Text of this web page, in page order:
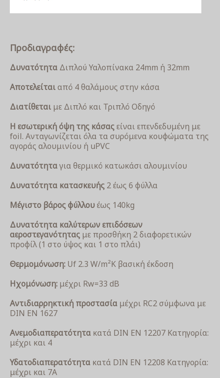
Προδιαγραφές:
Δυνατότητα Διπλού Υαλοπίνακα 24mm ή 32mm
Αποτελείταιαπό 4 θαλάμους στην κάσα
Διατίθεται με Διπλό και Τριπλό Οδηγό
Η εσωτερική όψη της κάσαςείναι επενδεδυμένη με
foil. Ανταγωνίζεται όλα τα συρόμενα κουφώματα της
αγοράς αλουμινίου ή uPVC
Δυνατότηταγια θερμικό κατωκάσι αλουμινίου
Δυνατότητα κατασκευής 2 έως 6 φύλλα
Μέγιστο βάρος φύλλουέως 140kg
Δυνατότητα καλύτερων επιδόσεων
αεροστεγανότητας με προσθήκη 2 διαφορετικών
προφίλ (1 στο ύψος και 1 στο πλάι)
Θερμομόνωση: Uf 2.3 W/m²K βασική έκδοση
Ηχομόνωση: μέχρι Rw=33 dB
Αντιδιαρρηκτική προστασία μέχρι RC2 σύμφωνα με
DIN EN 1627
Ανεμοδιαπερατότητα κατά DIN EN 12207 Κατηγορία:
μέχρι και 4
Υδατοδιαπερατότητα κατά DIN EN 12208 Κατηγορία:
μέχρι και 7A